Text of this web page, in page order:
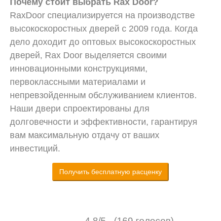
Почему стоит выбрать Rax Door?
RaxDoor специализируется на производстве
высокоскоростных дверей с 2009 года. Когда
дело доходит до оптовых высокоскоростных
дверей, Rax Door выделяется своими
инновационными конструкциями,
первоклассными материалами и
непревзойденным обслуживанием клиентов.
Наши двери спроектированы для
долговечности и эффективности, гарантируя
вам максимальную отдачу от ваших
инвестиций.
Получить бесплатную расценку